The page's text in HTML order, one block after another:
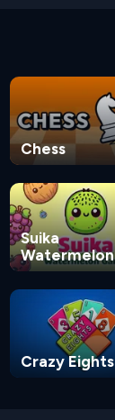
Chess
Suika
Watermelon
Game
Crazy Eights